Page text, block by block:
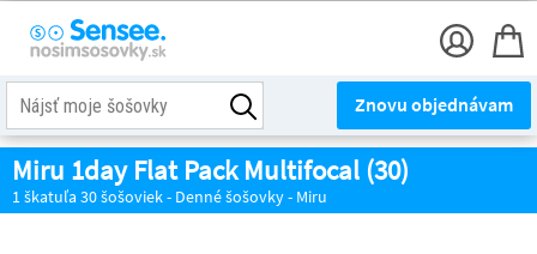
Znovu objednávam
Miru 1day Flat Pack Multifocal (30)
1 škatuľa 30 šošoviek - Denné šošovky - Miru